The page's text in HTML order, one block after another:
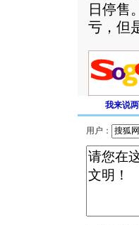
日停售
亏，但
我来说
用户：